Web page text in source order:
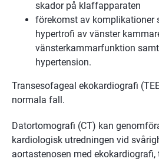
skador på klaffapparaten
förekomst av komplikationer
hypertrofi av vänster
vänsterkammarfunktion
hypertension.
Transesofageal ekokardiografi
normala fall.
Datortomografi (CT) kan
kardiologisk utredningen vid
aortastenosen med ekokardiografi,